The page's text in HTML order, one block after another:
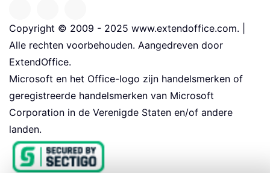
Copyright © 2009 - 2025 www.extendoffice.com. |
Alle rechten voorbehouden. Aangedreven door
ExtendOffice.
Microsoft en het Office-logo zijn handelsmerken of
geregistreerde handelsmerken van Microsoft
Corporation in de Verenigde Staten en/of andere
landen.